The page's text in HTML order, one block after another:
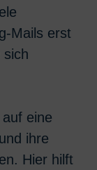
Mails erst
sich
eine
ihre
Hier hilft